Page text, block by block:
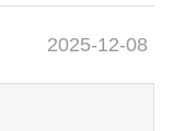
2025-12-08